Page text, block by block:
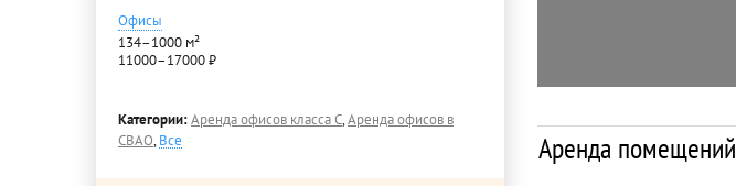
Офисы
134–1000 м²
11000–17000 ₽
Категории:Аренда офисов класса C,Аренда офисов в
СВАО,Все Аренда помещений